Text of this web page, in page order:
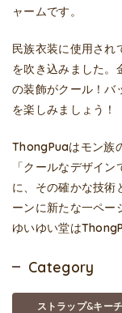
ャームです。
民族衣装に使用され
を吹き込みました。
の装飾がクール！バ
を楽しみましょう！
ThongPuaはモン族
「クールなデザイ
に、その確かな技術
ーンに新たな一ペー
ゆいゆい堂は
Category
ストラップ&キー